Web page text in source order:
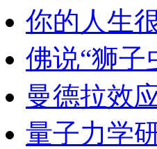
你的人生
佛说“狮子
曼德拉效
量子力学